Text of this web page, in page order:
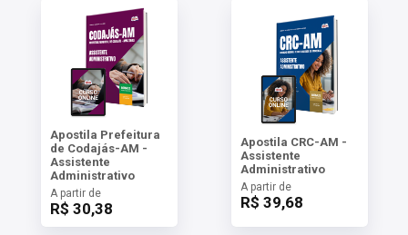
Apostila Prefeitura
de Codajás-AM -
Assistente
Administrativo
A partir de
R$ 30,38
Apostila CRC-AM -
Assistente
Administrativo
A partir de
R$ 39,68